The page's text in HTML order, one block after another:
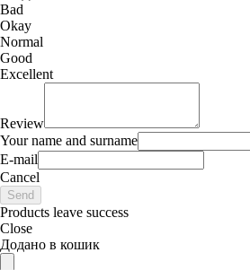
Bad
Okay
Normal
Good
Excellent
Review
Your name and surname
E-mail
Cancel
Send
Products leave success
Close
Додано в кошик